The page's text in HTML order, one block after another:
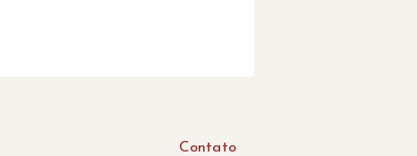
Contato